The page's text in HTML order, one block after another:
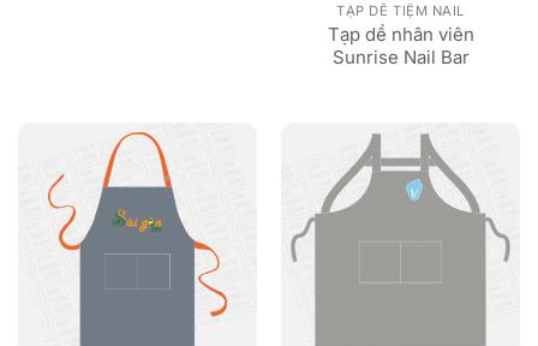
TẠP DỀ TIỆM NAIL
Tạp dề nhân viên
Sunrise Nail Bar